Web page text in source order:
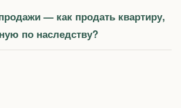
— как продать квартиру,
по наследству?